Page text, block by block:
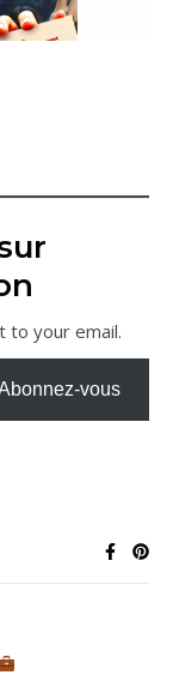
to your email.
vous